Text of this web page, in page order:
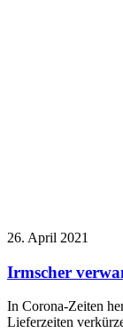
26. April 2021
Irmscher
In Corona-Zeiten
Lieferzeiten